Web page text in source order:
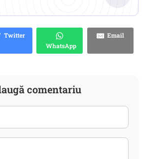
Twitter
WhatsApp
Email
comentariu